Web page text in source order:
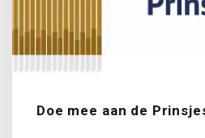
Doe mee aan de